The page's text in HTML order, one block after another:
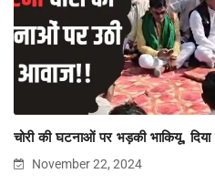
चोरी की घटनाओं पर भड़की भाकियू, दिया
November 22, 2024